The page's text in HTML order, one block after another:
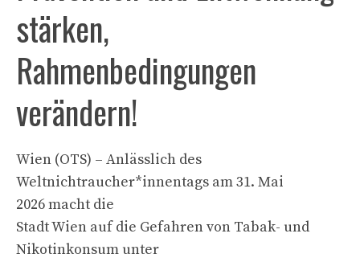
stärken,
Rahmenbedingungen
verändern!
Wien (OTS) – Anlässlich des
Weltnichtraucher*innentags am 31. Mai
2026 macht die
Stadt Wien auf die Gefahren von Tabak- und
Nikotinkonsum unter